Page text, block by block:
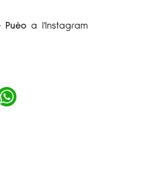
Puéo a l'Instagram